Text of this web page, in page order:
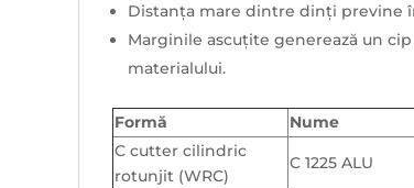
Distanța mare dintre dinți previne
Marginile ascuțite generează un
materialului.
Formă Nume
C cutter cilindric
rotunjit (WRC)
C 1225 ALU